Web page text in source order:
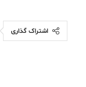
اشتراک گذاری